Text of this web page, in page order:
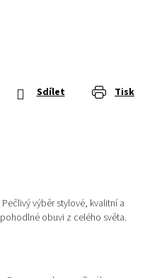
Tisk
Sdílet
Pečlivý výběr stylové, kvalitní a
pohodlné obuvi z celého světa.